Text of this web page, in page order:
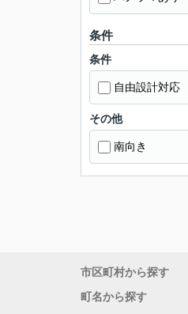
条件
条件
自由設計対応
その他
南向き
市区町村から探す
町名から探す